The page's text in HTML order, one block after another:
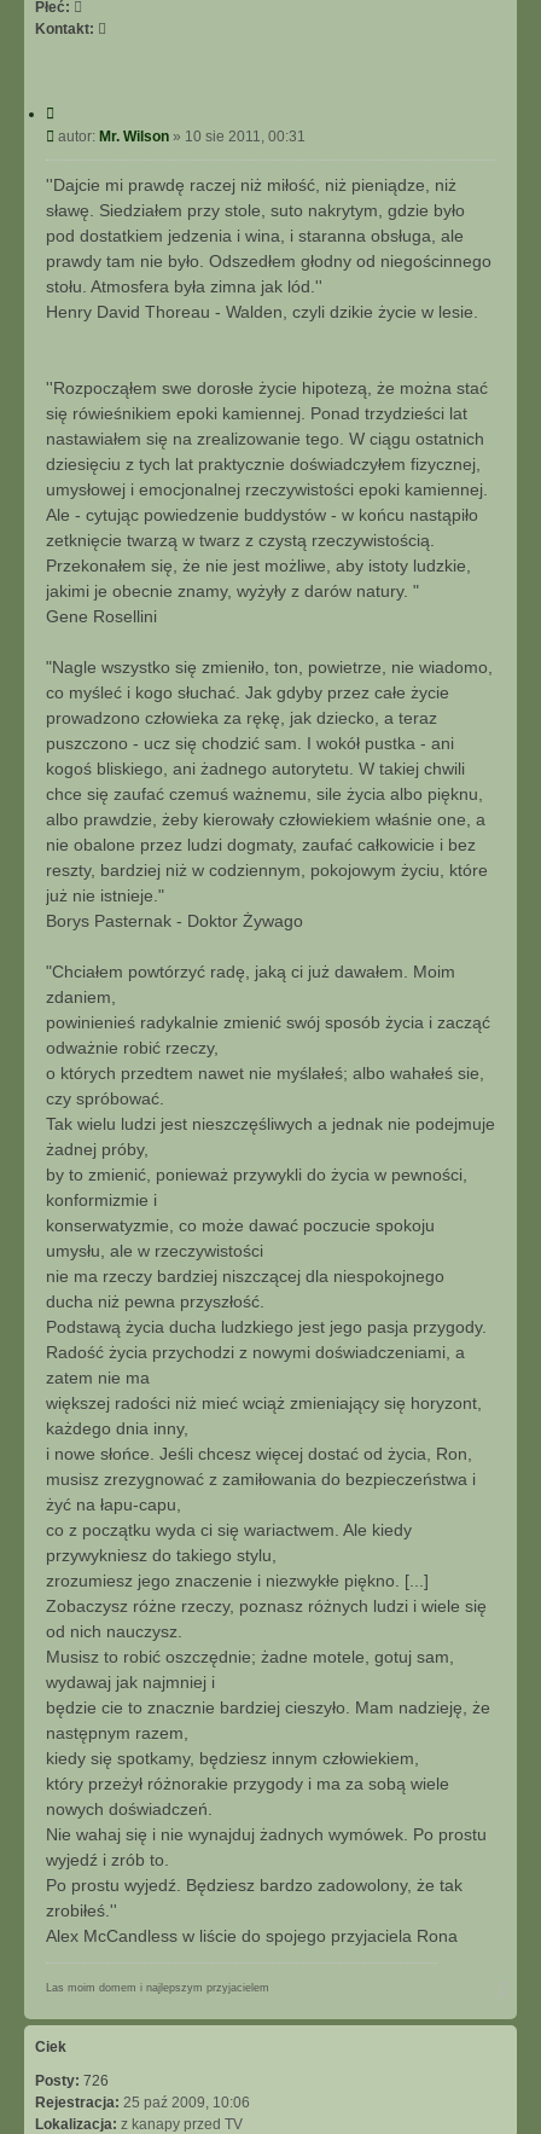
Płeć:
Kontakt:
a
k
t
u
s
i
ę
z
W
i
l
s
o
n
y
j
P
o
s
t
autor: Mr. Wilson » 10 sie 2011, 00:31
''Dajcie mi prawdę raczej niż miłość, niż pieniądze, niż
sławę. Siedziałem przy stole, suto nakrytym, gdzie było
pod dostatkiem jedzenia i wina, i staranna obsługa, ale
prawdy tam nie było. Odszedłem głodny od niegościnnego
stołu. Atmosfera była zimna jak lód.''
Henry David Thoreau - Walden, czyli dzikie życie w lesie.
''Rozpocząłem swe dorosłe życie hipotezą, że można stać
się rówieśnikiem epoki kamiennej. Ponad trzydzieści lat
nastawiałem się na zrealizowanie tego. W ciągu ostatnich
dziesięciu z tych lat praktycznie doświadczyłem fizycznej,
umysłowej i emocjonalnej rzeczywistości epoki kamiennej.
Ale - cytując powiedzenie buddystów - w końcu nastąpiło
zetknięcie twarzą w twarz z czystą rzeczywistością.
Przekonałem się, że nie jest możliwe, aby istoty ludzkie,
jakimi je obecnie znamy, wyżyły z darów natury. "
Gene Rosellini
"Nagle wszystko się zmieniło, ton, powietrze, nie wiadomo,
co myśleć i kogo słuchać. Jak gdyby przez całe życie
prowadzono człowieka za rękę, jak dziecko, a teraz
puszczono - ucz się chodzić sam. I wokół pustka - ani
kogoś bliskiego, ani żadnego autorytetu. W takiej chwili
chce się zaufać czemuś ważnemu, sile życia albo pięknu,
albo prawdzie, żeby kierowały człowiekiem właśnie one, a
nie obalone przez ludzi dogmaty, zaufać całkowicie i bez
reszty, bardziej niż w codziennym, pokojowym życiu, które
już nie istnieje."
Borys Pasternak - Doktor Żywago
"Chciałem powtórzyć radę, jaką ci już dawałem. Moim
zdaniem,
powinienieś radykalnie zmienić swój sposób życia i zacząć
odważnie robić rzeczy,
o których przedtem nawet nie myślałeś; albo wahałeś sie,
czy spróbować.
Tak wielu ludzi jest nieszczęśliwych a jednak nie podejmuje
żadnej próby,
by to zmienić, ponieważ przywykli do życia w pewności,
konformizmie i
konserwatyzmie, co może dawać poczucie spokoju
umysłu, ale w rzeczywistości
nie ma rzeczy bardziej niszczącej dla niespokojnego
ducha niż pewna przyszłość.
Podstawą życia ducha ludzkiego jest jego pasja przygody.
Radość życia przychodzi z nowymi doświadczeniami, a
zatem nie ma
większej radości niż mieć wciąż zmieniający się horyzont,
każdego dnia inny,
i nowe słońce. Jeśli chcesz więcej dostać od życia, Ron,
musisz zrezygnować z zamiłowania do bezpieczeństwa i
żyć na łapu-capu,
co z początku wyda ci się wariactwem. Ale kiedy
przywykniesz do takiego stylu,
zrozumiesz jego znaczenie i niezwykłe piękno. [...]
Zobaczysz różne rzeczy, poznasz różnych ludzi i wiele się
od nich nauczysz.
Musisz to robić oszczędnie; żadne motele, gotuj sam,
wydawaj jak najmniej i
będzie cie to znacznie bardziej cieszyło. Mam nadzieję, że
następnym razem,
kiedy się spotkamy, będziesz innym człowiekiem,
który przeżył różnorakie przygody i ma za sobą wiele
nowych doświadczeń.
Nie wahaj się i nie wynajduj żadnych wymówek. Po prostu
wyjedź i zrób to.
Po prostu wyjedź. Będziesz bardzo zadowolony, że tak
zrobiłeś.''
Alex McCandless w liście do spojego przyjaciela Rona
Las moim domem i najlepszym przyjacielem
g
Ciek
Posty: 726
Rejestracja: 25 paź 2009, 10:06
Lokalizacja: z kanapy przed TV